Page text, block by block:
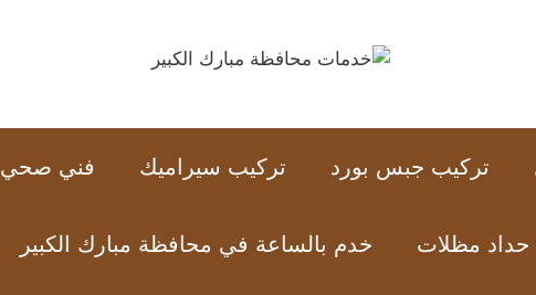
تركيب جبس بورد تركيب سيراميك فني صحي
حداد مظلات خدم بالساعة في محافظة مبارك الكبير